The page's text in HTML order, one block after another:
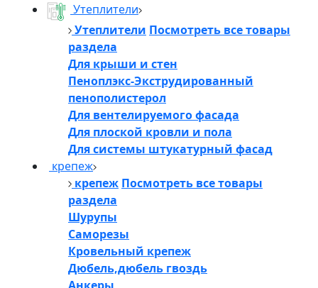
Утеплители
Утеплители Посмотреть все товары
раздела
Для крыши и стен
Пеноплэкс-Экструдированный
пенополистерол
Для вентелируемого фасада
Для плоской кровли и пола
Для системы штукатурный фасад
крепеж
крепеж Посмотреть все товары
раздела
Шурупы
Саморезы
Кровельный крепеж
Дюбель,дюбель гвоздь